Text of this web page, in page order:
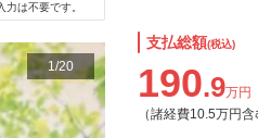
は不要です。
1/20
支払総額(税込)
190.9万円
（諸経費10.5万円含